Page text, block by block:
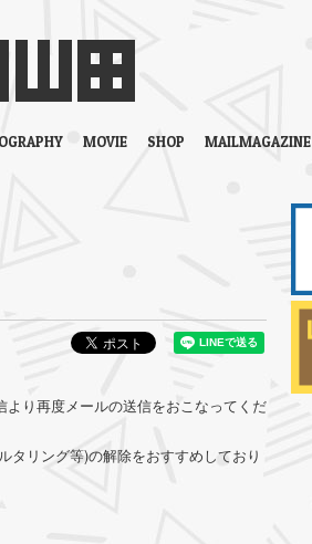
MOVIE SHOP MAILMAGAZINE
より再度メールの送信をおこなってくだ
タリング等)の解除をおすすめしており